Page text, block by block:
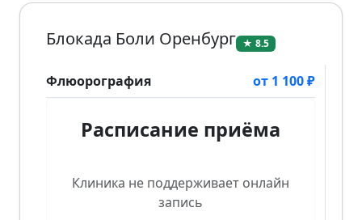
Блокада Боли Оренбург ★ 8.5
Флюорография от 1 100 ₽
Расписание приёма
Клиника не поддерживает онлайн
запись